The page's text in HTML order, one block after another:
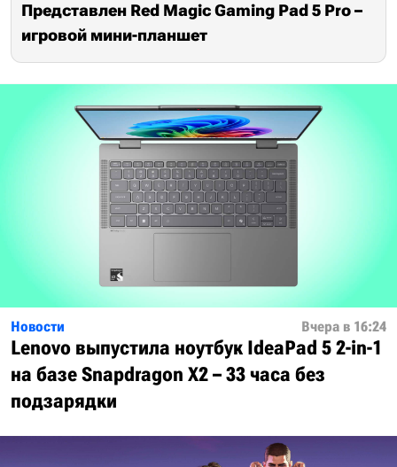
Представлен Red Magic Gaming Pad 5 Pro –
игровой мини-планшет
Новости Вчера в 16:24
Lenovo выпустила ноутбук IdeaPad 5 2-in-1
на базе Snapdragon X2 – 33 часа без
подзарядки